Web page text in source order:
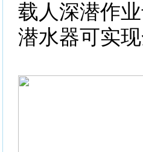
载人深潜作
潜水器可实